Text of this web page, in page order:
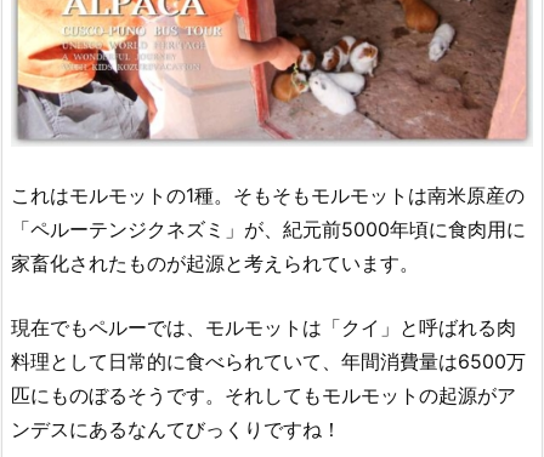
これはモルモットの1種。そもそもモルモットは南米原産の
「ペルーテンジクネズミ」が、紀元前5000年頃に食肉用に
家畜化されたものが起源と考えられています。
現在でもペルーでは、モルモットは「クイ」と呼ばれる肉
料理として日常的に食べられていて、年間消費量は6500万
匹にものぼるそうです。それしてもモルモットの起源がア
ンデスにあるなんてびっくりですね！